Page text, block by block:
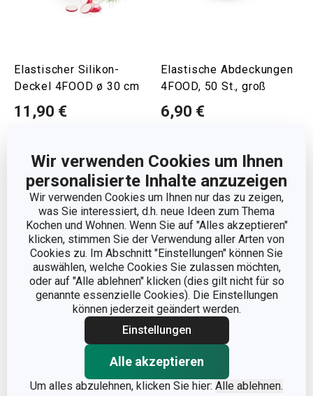
Wir verwenden Cookies um Ihnen
personalisierte Inhalte anzuzeigen
Wir verwenden Cookies um Ihnen nur das zu zeigen,
was Sie interessiert, d.h. neue Ideen zum Thema
Kochen und Wohnen. Wenn Sie auf "Alles akzeptieren"
klicken, stimmen Sie der Verwendung aller Arten von
Cookies zu. Im Abschnitt "Einstellungen" können Sie
auswählen, welche Cookies Sie zulassen möchten,
oder auf "Alle ablehnen" klicken (dies gilt nicht für so
genannte essenzielle Cookies). Die Einstellungen
können jederzeit geändert werden.
Einstellungen
Alle akzeptieren
Um alles abzulehnen, klicken Sie hier: Alle ablehnen.
Elastischer Silikon-
Deckel 4FOOD ø 30 cm
11,90 €
Warenkorb
Elastische Abdeckungen
4FOOD, 50 St., groß
6,90 €
Warenkorb
Bratpfannenhalter
Zahnputzbecher LAGOON